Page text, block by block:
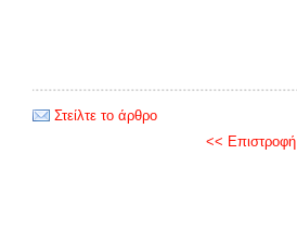
Στείλτε το άρθρο
<< Επιστροφή